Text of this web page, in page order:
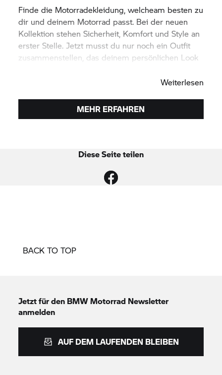
Finde die Motorradekleidung, welcheam besten zu
dir und deinem Motorrad passt. Bei der neuen
Kollektion stehen Sicherheit, Komfort und Style an
erster Stelle. Jetzt musst du nur noch ein Outfit
zusammenstellen, das deinem persönlichen Look
Weiterlesen
MEHR ERFAHREN
Diese Seite teilen
BACK TO TOP
Jetzt für den BMW Motorrad Newsletter
anmelden
AUF DEM LAUFENDEN BLEIBEN